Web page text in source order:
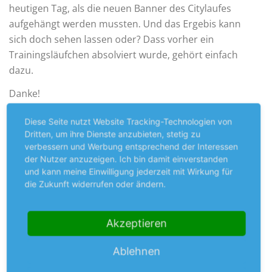
heutigen Tag, als die neuen Banner des Citylaufes
aufgehängt werden mussten. Und das Ergebis kann
sich doch sehen lassen oder? Dass vorher ein
Trainingsläufchen absolviert wurde, gehört einfach
dazu.
Danke!
Diese Seite nutzt Website Tracking-Technologien von
Dritten, um ihre Dienste anzubieten, stetig zu
verbessern und Werbung entsprechend der Interessen
der Nutzer anzuzeigen. Ich bin damit einverstanden
und kann meine Einwilligung jederzeit mit Wirkung für
die Zukunft widerrufen oder ändern.
Akzeptieren
Ablehnen